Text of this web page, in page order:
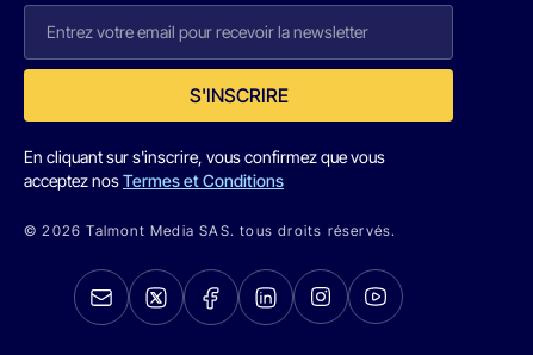
S'INSCRIRE
En cliquant sur s'inscrire, vous confirmez que vous
acceptez nosTermes et Conditions
© 2026 Talmont Media SAS. tous droits réservés.